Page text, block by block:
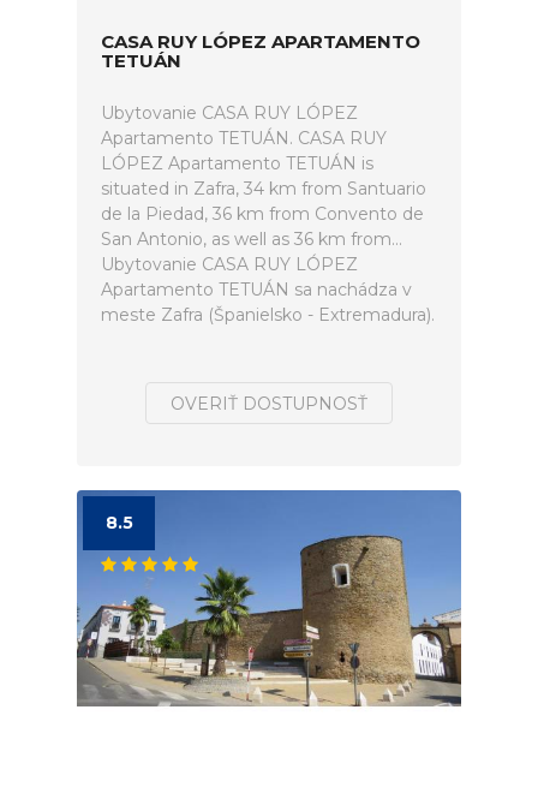
CASA RUY LÓPEZ APARTAMENTO
TETUÁN
Ubytovanie CASA RUY LÓPEZ
Apartamento TETUÁN. CASA RUY
LÓPEZ Apartamento TETUÁN is
situated in Zafra, 34 km from Santuario
de la Piedad, 36 km from Convento de
San Antonio, as well as 36 km from...
Ubytovanie CASA RUY LÓPEZ
Apartamento TETUÁN sa nachádza v
meste Zafra (Španielsko - Extremadura).
OVERIŤ DOSTUPNOSŤ
8.5